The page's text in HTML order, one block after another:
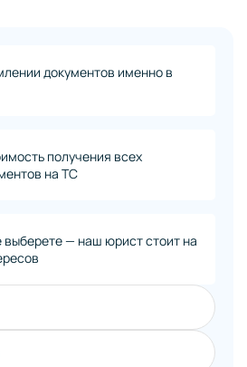
документов именно в
получения всех
на ТС
выберете — наш юрист стоит на